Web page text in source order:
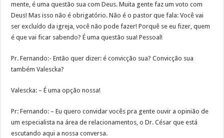
mente, é uma questão sua com Deus. Muita gente faz um voto com
Deus! Mas isso não é obrigatório. Não é o pastor que fala: Você vai
ser excluído da igreja, você não pode fazer! Porquê se eu fizer, quem
é que vai ficar sabendo? É uma questão sua! Pessoal!
Pr. Fernando:- Então quer dizer: é convicção sua? Convicção sua
também Valescka?
Valescka: – É uma opção nossa!
Pr: Fernando: – Eu quero convidar vocês pra gente ouvir a opinião de
um especialista na área de relacionamentos, o Dr. César que está
escutando aqui a nossa conversa.